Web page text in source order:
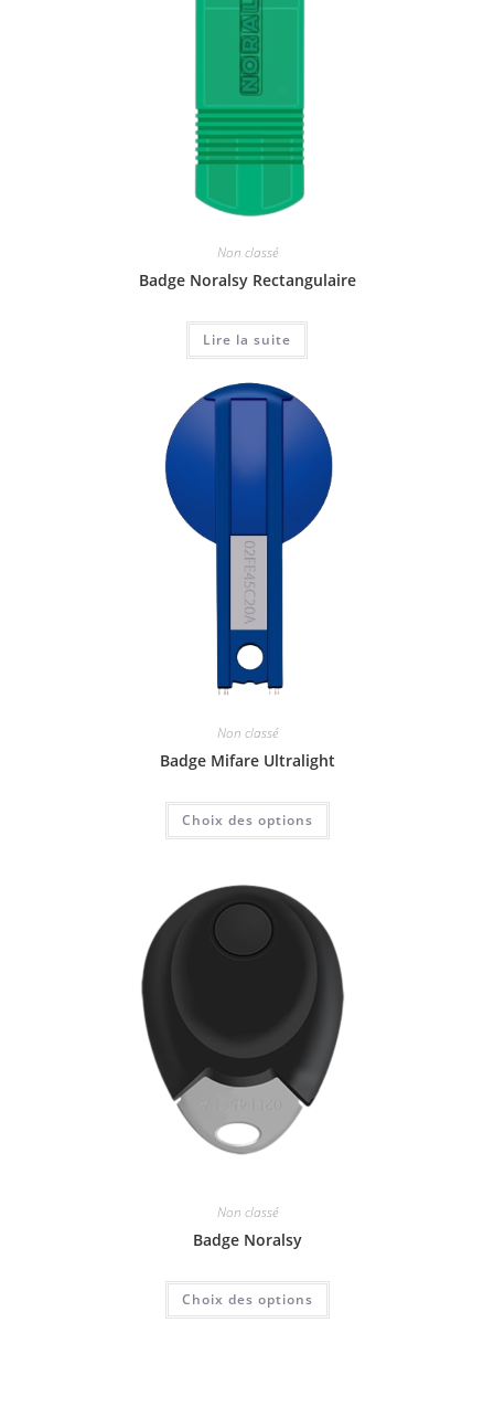
Non classé
Badge Noralsy Rectangulaire
Lire la suite
Non classé
Badge Mifare Ultralight
Choix des options
Non classé
Badge Noralsy
Choix des options